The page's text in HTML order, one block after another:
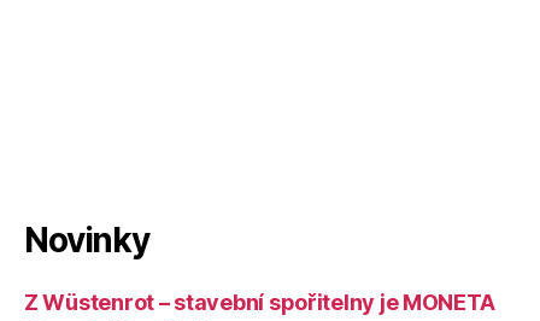
Novinky
Z Wüstenrot – stavební spořitelny je MONETA